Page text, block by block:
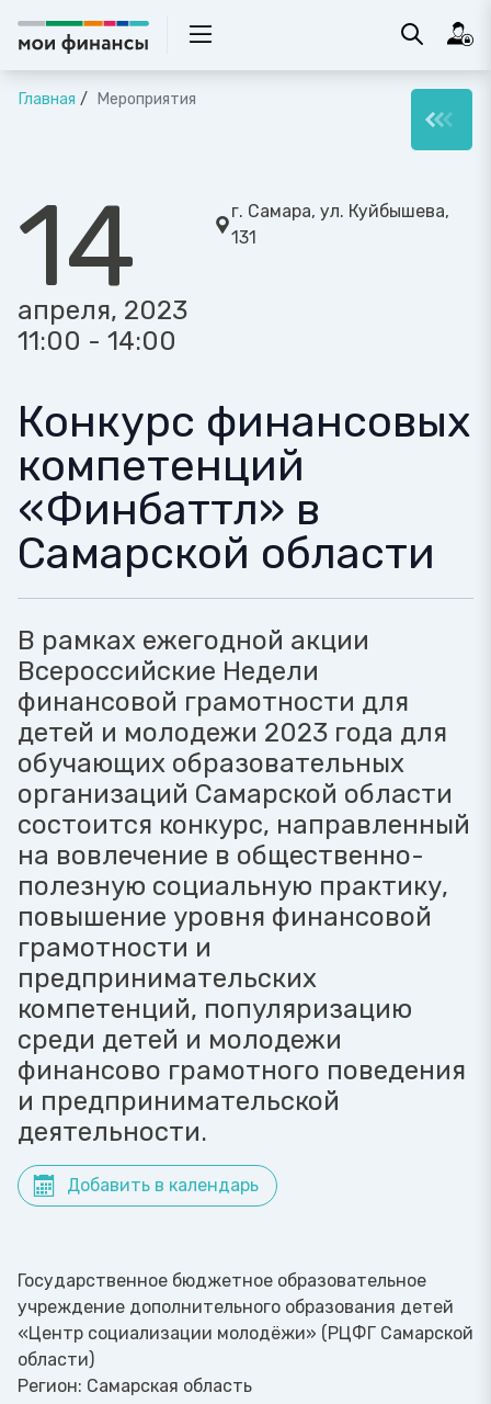
Главная Мероприятия
14
апреля, 2023
11:00 - 14:00
г. Самара, ул. Куйбышева,
131
Конкурс финансовых
компетенций
«Финбаттл» в
Самарской области
В рамках ежегодной акции
Всероссийские Недели
финансовой грамотности для
детей и молодежи 2023 года для
обучающих образовательных
организаций Самарской области
состоится конкурс, направленный
на вовлечение в общественно-
полезную социальную практику,
повышение уровня финансовой
грамотности и
предпринимательских
компетенций, популяризацию
среди детей и молодежи
финансово грамотного поведения
и предпринимательской
деятельности.
Добавить в календарь
Государственное бюджетное образовательное
учреждение дополнительного образования детей
«Центр социализации молодёжи» (РЦФГ Самарской
области)
Регион: Самарская область